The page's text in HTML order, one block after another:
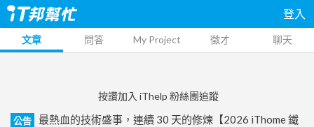
登入
文章 問答 My Project 徵才 聊天
按讚加入 iThelp 粉絲團追蹤
公告
最熱血的技術盛事，連續 30 天的修煉【2026 iThome 鐵